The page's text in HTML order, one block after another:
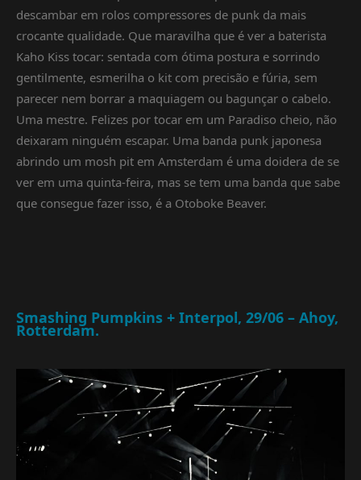
descambar em rolos compressores de punk da mais
crocante qualidade. Que maravilha que é ver a baterista
Kaho Kiss tocar: sentada com ótima postura e sorrindo
gentilmente, esmerilha o kit com precisão e fúria, sem
parecer nem borrar a maquiagem ou bagunçar o cabelo.
Uma mestre. Felizes por tocar em um Paradiso cheio, não
deixaram ninguém escapar. Uma banda punk japonesa
abrindo um mosh pit em Amsterdam é uma doidera de se
ver em uma quinta-feira, mas se tem uma banda que sabe
que consegue fazer isso, é a Otoboke Beaver.
Smashing Pumpkins + Interpol, 29/06 – Ahoy,
Rotterdam.